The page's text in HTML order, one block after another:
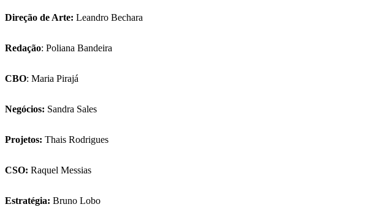
Direção de Arte: Leandro Bechara
Redação: Poliana Bandeira
CBO: Maria Pirajá
Negócios: Sandra Sales
Projetos: Thais Rodrigues
CSO: Raquel Messias
Estratégia: Bruno Lobo